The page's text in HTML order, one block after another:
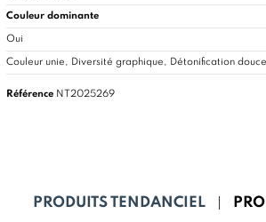
Couleur dominante
Oui
Couleur unie, Diversité graphique, Détonification
Référence NT2025269
PRODUITS TENDANCIEL